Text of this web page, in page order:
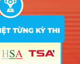
Hướng nghiệp
HOCMAI